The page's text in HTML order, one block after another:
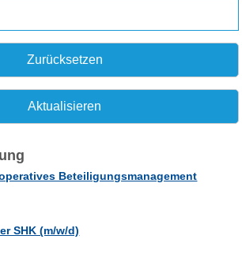
Zurücksetzen
Aktualisieren
Beteiligungsmanagement
SHK (m/w/d)